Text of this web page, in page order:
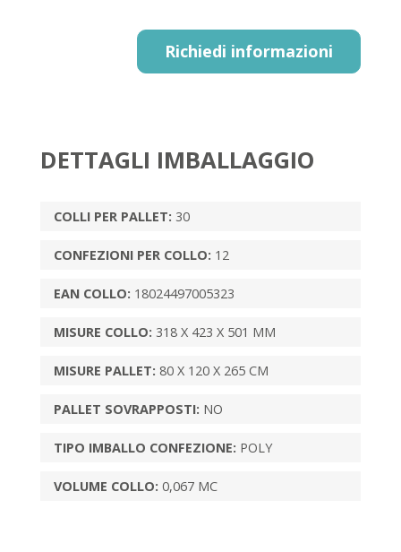
Richiedi informazioni
DETTAGLI IMBALLAGGIO
COLLI PER PALLET: 30
CONFEZIONI PER COLLO: 12
EAN COLLO: 18024497005323
MISURE COLLO: 318 X 423 X 501 MM
MISURE PALLET: 80 X 120 X 265 CM
PALLET SOVRAPPOSTI: NO
TIPO IMBALLO CONFEZIONE: POLY
VOLUME COLLO: 0,067 MC